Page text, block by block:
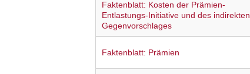
Faktenblatt: Kosten der Prämien-
Entlastungs-Initiative und des indirekten
Gegenvorschlages
Faktenblatt: Prämien